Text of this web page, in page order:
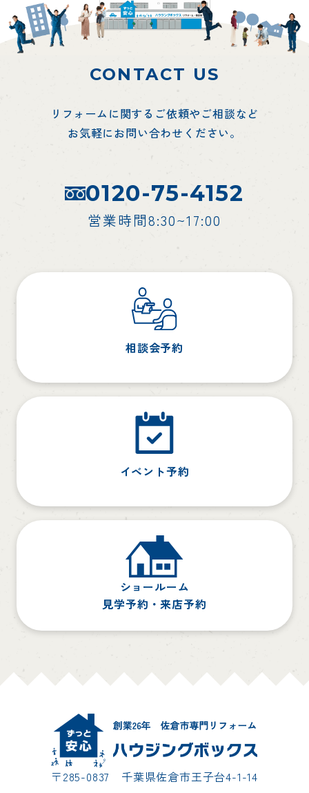
CONTACT US
リフォームに関するご依頼やご相談など
お気軽にお問い合わせください。
0120-75-4152
営業時間8:30~17:00
相談会予約
イベント予約
ショールーム
見学予約・来店予約
〒285-0837 千葉県佐倉市王子台4-1-14